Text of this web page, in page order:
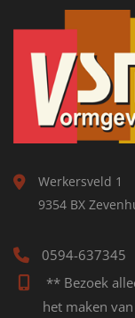
Werkersveld 1
9354 BX
0594-637345
** Bezoek
het maken